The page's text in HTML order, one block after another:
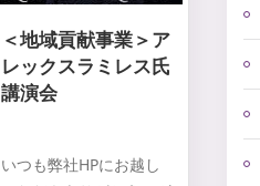
＜地域貢献事業＞ア
レックスラミレス氏
講演会
いつも弊社HPにお越し